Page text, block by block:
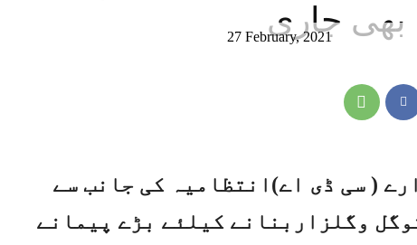
بھی جاری
27 February, 2021
( سی ڈی اے)انتظامیہ کی جانب سے
وگلزاربنانے کیلئے بڑے پیمانے